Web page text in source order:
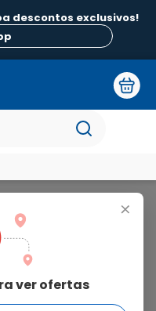
descontos exclusivos!
+
ver ofertas